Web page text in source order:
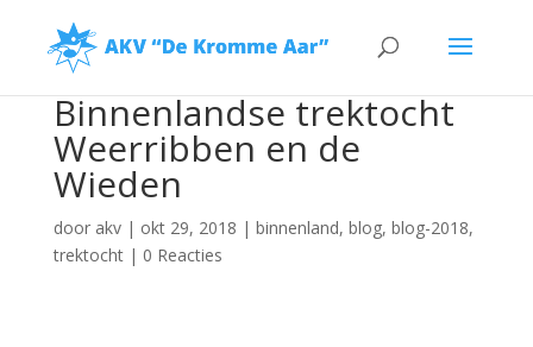
Binnenlandse trektocht
Weerribben en de
Wieden
door akv| okt 29, 2018 | binnenland, blog, blog-2018,
trektocht| 0 Reacties